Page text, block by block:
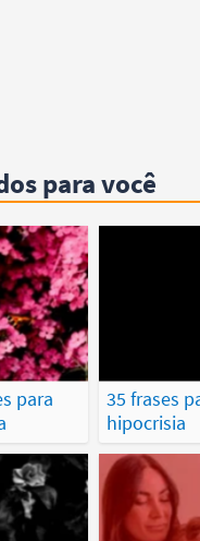
para você
para
35 frases
hipocrisia